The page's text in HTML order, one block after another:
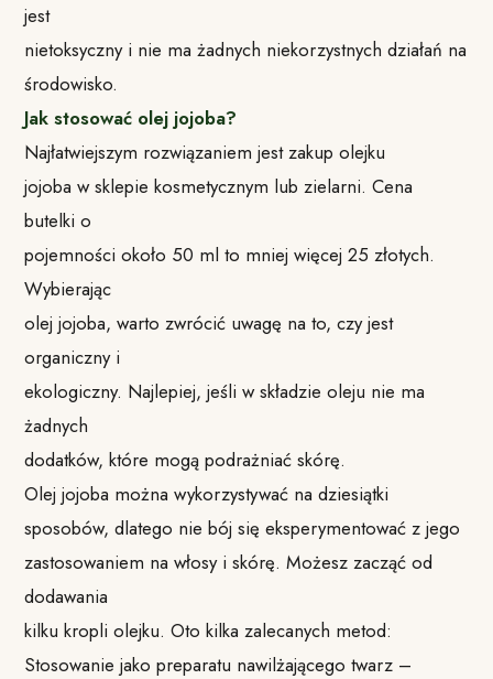
jest
nietoksyczny i nie ma żadnych niekorzystnych działań na
środowisko.
Jak stosować olej jojoba?
Najłatwiejszym rozwiązaniem jest zakup olejku
jojoba w sklepie kosmetycznym lub zielarni. Cena
butelki o
pojemności około 50 ml to mniej więcej 25 złotych.
Wybierając
olej jojoba, warto zwrócić uwagę na to, czy jest
organiczny i
ekologiczny. Najlepiej, jeśli w składzie oleju nie ma
żadnych
dodatków, które mogą podrażniać skórę.
Olej jojoba można wykorzystywać na dziesiątki
sposobów, dlatego nie bój się eksperymentować z jego
zastosowaniem na włosy i skórę. Możesz zacząć od
dodawania
kilku kropli olejku. Oto kilka zalecanych metod:
Stosowanie jako preparatu nawilżającego twarz –